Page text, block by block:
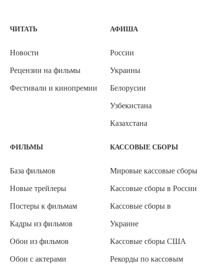
ЧИТАТЬ
Новости
Рецензии на фильмы
Фестивали и кинопремии
АФИША
России
Украины
Белорусии
Узбекистана
Казахстана
ФИЛЬМЫ
База фильмов
Новые трейлеры
Постеры к фильмам
Кадры из фильмов
Обои из фильмов
Обои с актерами
КАССОВЫЕ СБОРЫ
Мировые кассовые сборы
Кассовые сборы в России
Кассовые сборы в
Украине
Кассовые сборы США
Рекорды по кассовым